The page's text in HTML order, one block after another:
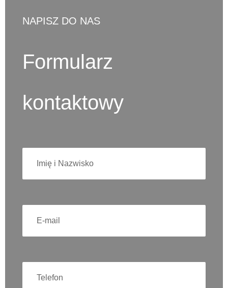
NAPISZ DO NAS
Formularz
kontaktowy